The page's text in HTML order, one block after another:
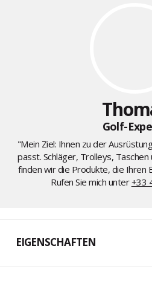
Golf-
"Mein Ziel: Ihnen zu der
passt. Schläger, Trolleys,
finden wir die Produkte, die Ihren
Rufen Sie mich unter+33
EIGENSCHAFTEN